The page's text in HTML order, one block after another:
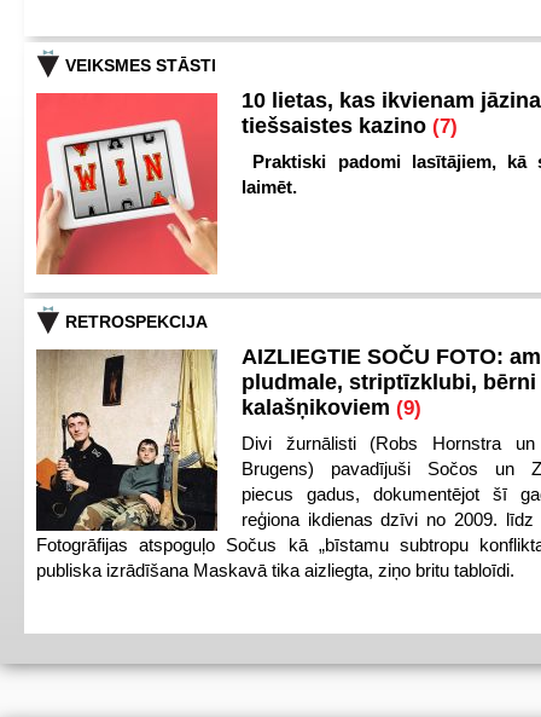
VEIKSMES STĀSTI
10 lietas, kas ikvienam
tiešsaistes kazino (7)
Praktiski padomi lasītājiem, kā
laimēt.
RETROSPEKCIJA
AIZLIEGTIE SOČU FOTO:
pludmale, striptīzklubi, bērni
kalašņikoviem (9)
Divi žurnālisti (Robs Hornstra
Brugens) pavadījuši Sočos un
piecus gadus, dokumentējot šī
reģiona ikdienas dzīvi no 2009. līdz
Fotogrāfijas atspoguļo Sočus kā „bīstamu subtropu
publiska izrādīšana Maskavā tika aizliegta, ziņo britu tabloīdi.